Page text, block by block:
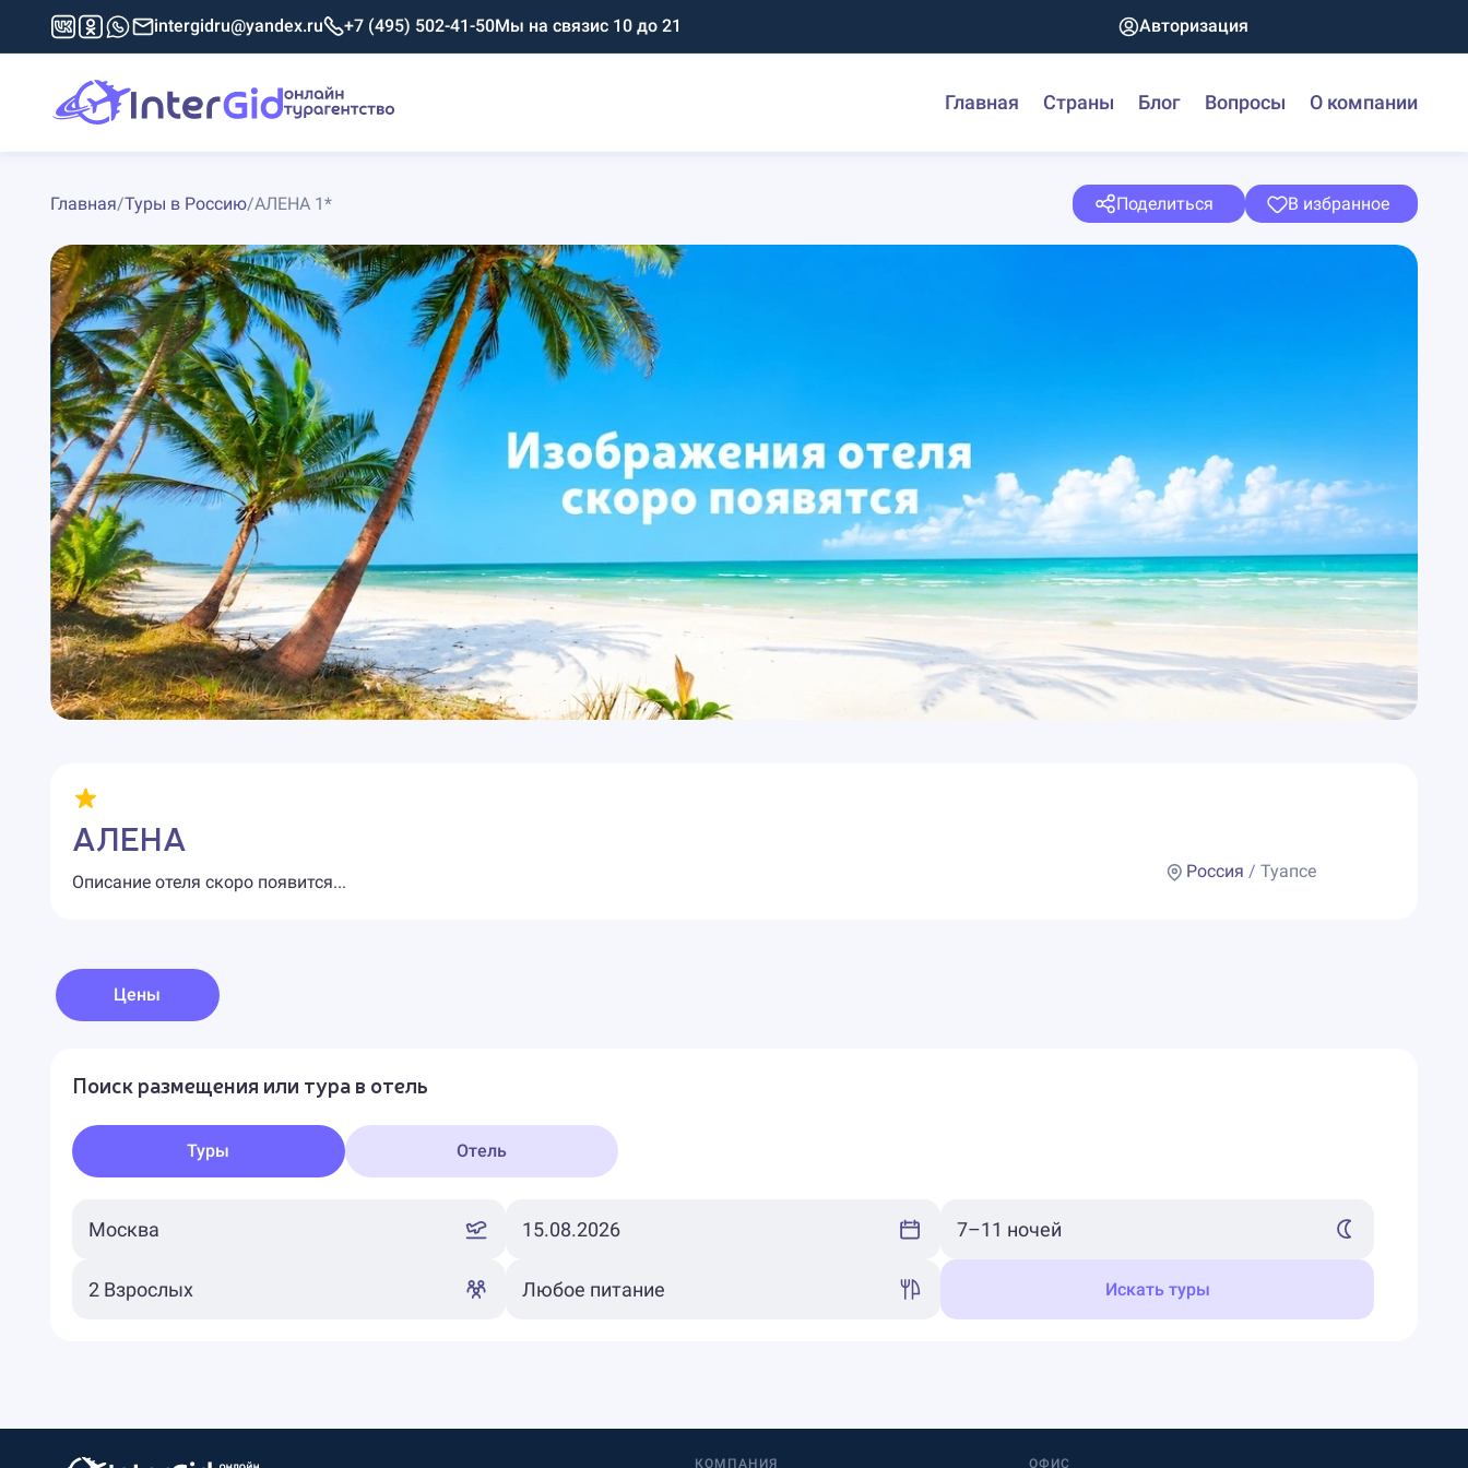
intergidru@yandex.ru +7 (495) 502-41-50Мы на связис 10 до 21 Авторизация
Главная Страны Блог Вопросы О компании
Главная/Туры в Россию/АЛЕНА 1* Поделиться В избранное
АЛЕНА
Описание отеля скоро появится...
Россия / Туапсе
Цены
Поиск размещения или тура в отель
Туры Отель
Искать туры
КОМПАНИЯ ОФИС